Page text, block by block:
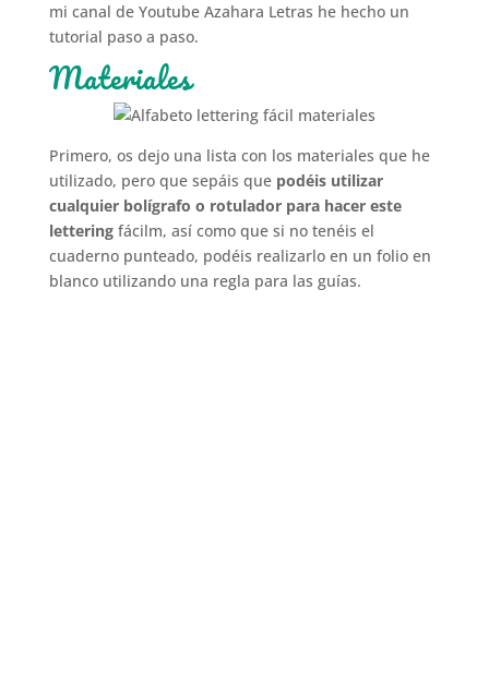
mi canal de Youtube Azahara Letras he hecho un
tutorial paso a paso.
Materiales
Primero, os dejo una lista con los materiales que he
utilizado, pero que sepáis que podéis utilizar
cualquier bolígrafo o rotulador para hacer este
letteringfácilm, así como que si no tenéis el
cuaderno punteado, podéis realizarlo en un folio en
blanco utilizando una regla para las guías.